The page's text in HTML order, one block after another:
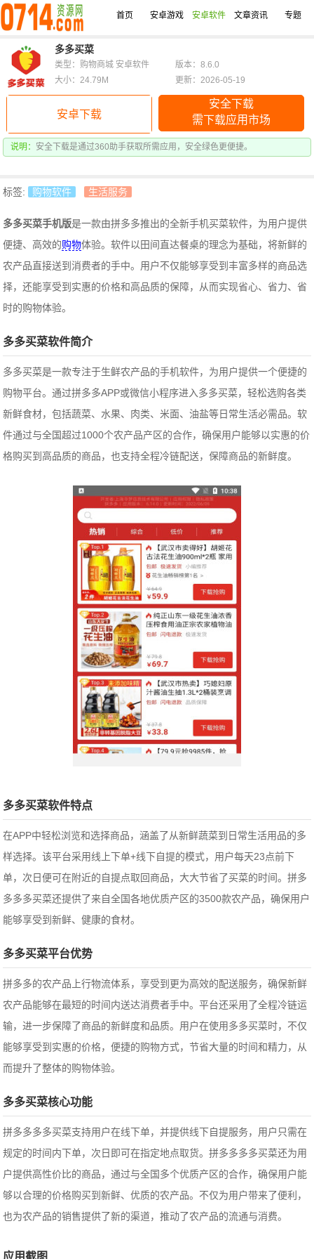
首页 安卓游戏 安卓软件 文章资讯 专题
多多买菜
安卓下载
安全下载
需下载应用市场
说明： 安全下载是通过360助手获取所需应用，安全绿色更便捷。
类型：购物商城 安卓软件
版本：8.6.0
大小：24.79M
更新：2026-05-19
标签: 购物软件 生活服务
多多买菜手机版是一款由拼多多推出的全新手机买菜软件，为用户提供
便捷、高效的购物体验。软件以田间直达餐桌的理念为基础，将新鲜的
农产品直接送到消费者的手中。用户不仅能够享受到丰富多样的商品选
择，还能享受到实惠的价格和高品质的保障，从而实现省心、省力、省
时的购物体验。
多多买菜软件简介
多多买菜是一款专注于生鲜农产品的手机软件，为用户提供一个便捷的
购物平台。通过拼多多APP或微信小程序进入多多买菜，轻松选购各类
新鲜食材，包括蔬菜、水果、肉类、米面、油盐等日常生活必需品。软
件通过与全国超过1000个农产品产区的合作，确保用户能够以实惠的价
格购买到高品质的商品，也支持全程冷链配送，保障商品的新鲜度。
多多买菜软件特点
在APP中轻松浏览和选择商品，涵盖了从新鲜蔬菜到日常生活用品的多
样选择。该平台采用线上下单+线下自提的模式，用户每天23点前下
单，次日便可在附近的自提点取回商品，大大节省了买菜的时间。拼多
多多多买菜还提供了来自全国各地优质产区的3500款农产品，确保用户
能够享受到新鲜、健康的食材。
多多买菜平台优势
拼多多的农产品上行物流体系，享受到更为高效的配送服务，确保新鲜
农产品能够在最短的时间内送达消费者手中。平台还采用了全程冷链运
输，进一步保障了商品的新鲜度和品质。用户在使用多多买菜时，不仅
能够享受到实惠的价格，便捷的购物方式，节省大量的时间和精力，从
而提升了整体的购物体验。
多多买菜核心功能
拼多多多多买菜支持用户在线下单，并提供线下自提服务，用户只需在
规定的时间内下单，次日即可在指定地点取货。拼多多多多买菜还为用
户提供高性价比的商品，通过与全国多个优质产区的合作，确保用户能
够以合理的价格购买到新鲜、优质的农产品。不仅为用户带来了便利，
也为农产品的销售提供了新的渠道，推动了农产品的流通与消费。